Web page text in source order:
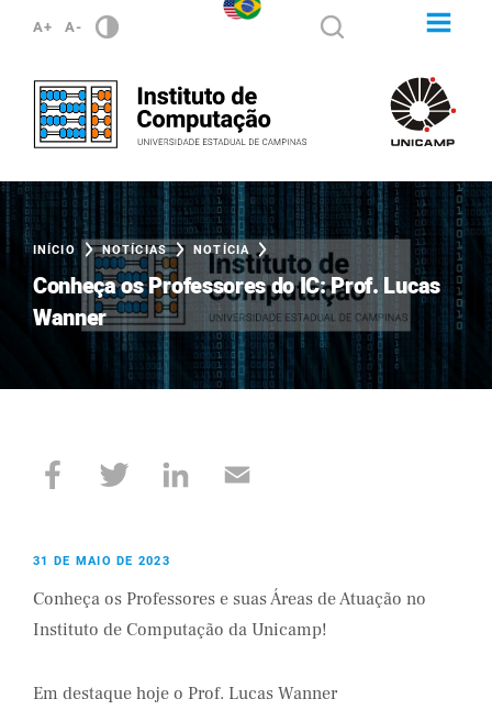
A+ A-
INÍCIO NOTÍCIAS NOTÍCIA
Conheça os Professores do IC: Prof. Lucas
Wanner
31 DE MAIO DE 2023
Conheça os Professores e suas Áreas de Atuação no
Instituto de Computação da Unicamp!
Em destaque hoje o Prof. Lucas Wanner